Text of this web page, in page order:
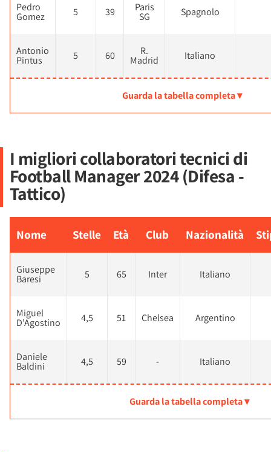
Pedro
Gomez 5 39 Paris
SG Spagnolo
Antonio
Pintus 5 60 R.
Madrid Italiano
Guarda la tabella completa ▾
I migliori collaboratori tecnici di
Football Manager 2024 (Difesa -
Tattico)
Nome Stelle Età Club Nazionalità
Giuseppe
Baresi 5 65 Inter Italiano
Miguel
D'Agostino 4,5 51 Chelsea Argentino
Daniele
Baldini 4,5 59 - Italiano
Guarda la tabella completa ▾